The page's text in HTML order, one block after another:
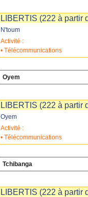
LIBERTIS (222 à partir
N'toum
Activité :
• Télécommunications
Oyem
LIBERTIS (222 à partir
Oyem
Activité :
• Télécommunications
Tchibanga
LIBERTIS (222 à partir